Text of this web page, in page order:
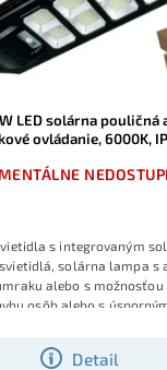
LED solárna pouličná
ovládanie, 6000K,
Detail
s integrovaným
solárna lampa s
alebo s možnosťou
osôb alebo s